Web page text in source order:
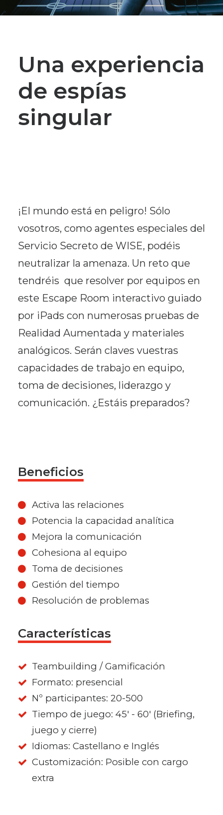
Una experiencia
de espías
singular
¡El mundo está en peligro! Sólo
vosotros, como agentes especiales del
Servicio Secreto de WISE, podéis
neutralizar la amenaza. Un reto que
tendréis que resolver por equipos en
este Escape Room interactivo guiado
por iPads con numerosas pruebas de
Realidad Aumentada y materiales
analógicos. Serán claves vuestras
capacidades de trabajo en equipo,
toma de decisiones, liderazgo y
comunicación. ¿Estáis preparados?
Beneficios
Activa las relaciones
Potencia la capacidad analítica
Mejora la comunicación
Cohesiona al equipo
Toma de decisiones
Gestión del tiempo
Resolución de problemas
Características
Teambuilding / Gamificación
Formato: presencial
Nº participantes: 20-500
Tiempo de juego: 45' - 60' (Briefing,
juego y cierre)
Idiomas: Castellano e Inglés
Customización: Posible con cargo
extra